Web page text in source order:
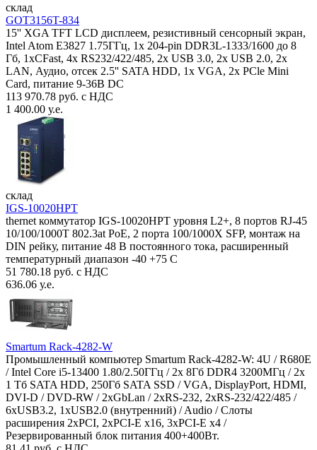
склад
GOT3156T-834
15'' XGA TFT LCD дисплеем, резистивный сенсорный экран,
Intel Atom E3827 1.75ГГц, 1x 204-pin DDR3L-1333/1600 до 8
Гб, 1xCFast, 4x RS232/422/485, 2x USB 3.0, 2x USB 2.0, 2x
LAN, Аудио, отсек 2.5'' SATA HDD, 1x VGA, 2x PCle Mini
Card, питание 9-36В DC
113 970.78 руб. с НДС
1 400.00 у.е.
склад
IGS-10020HPT
thernet коммутатор IGS-10020HPT уровня L2+, 8 портов RJ-45
10/100/1000T 802.3at PoE, 2 порта 100/1000X SFP, монтаж на
DIN рейку, питание 48 В постоянного тока, расширенный
температурный диапазон -40 +75 С
51 780.18 руб. с НДС
636.06 у.е.
Smartum Rack-4282-W
Промышленный компьютер Smartum Rack-4282-W: 4U / R680E
/ Intel Core i5-13400 1.80/2.50ГГц / 2x 8Гб DDR4 3200МГц / 2x
1 Тб SATA HDD, 250Гб SATA SSD / VGA, DisplayPort, HDMI,
DVI-D / DVD-RW / 2xGbLan / 2xRS-232, 2xRS-232/422/485 /
6xUSB3.2, 1xUSB2.0 (внутренний) / Audio / Слоты
расширения 2xPCI, 2xPCI-E x16, 3xPCI-E x4 /
Резервированный блок питания 400+400Вт.